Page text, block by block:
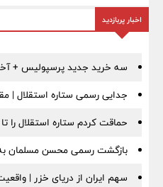
اخبار پربازدید
سه خرید جدید پرسپولیس +
جدایی رسمی ستاره استقلال |
حماقت کردم ستاره استقلال را
بازگشت رسمی محسن مسلمان
سهم ایران از دریای خزر |